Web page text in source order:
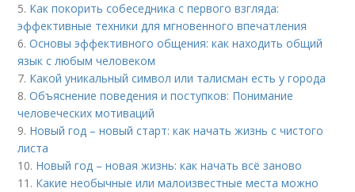
5. Как покорить собеседника с первого взгляда:
эффективные техники для мгновенного впечатления
6.Основы эффективного общения: как находить общий
язык с любым человеком
7. Какой уникальный символ или талисман есть у города
8.Объяснение поведения и поступков: Понимание
человеческих мотиваций
9. Новый год – новый старт: как начать жизнь с чистого
листа
10. Новый год – новая жизнь: как начать всё заново
11. Какие необычные или малоизвестные места можно